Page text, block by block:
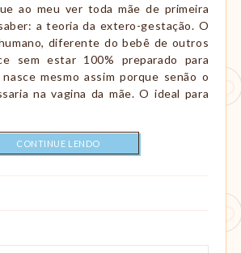
ao meu ver toda mãe de primeira
a teoria da extero-gestação. O
diferente do bebê de outros
sem estar 100% preparado para
mesmo assim porque senão o
na vagina da mãe. O ideal para
CONTINUE LENDO